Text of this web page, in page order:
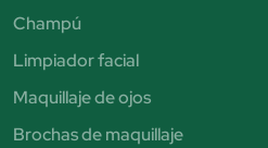
Champú
Limpiador facial
Maquillaje de ojos
Brochas de maquillaje